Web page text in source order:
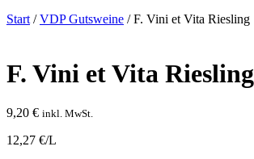
Start/VDP Gutsweine / F. Vini et Vita Riesling
F. Vini et Vita Riesling
9,20 € inkl. MwSt.
12,27 €/L